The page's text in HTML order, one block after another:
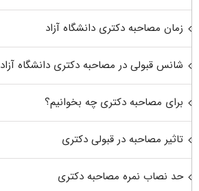
زمان مصاحبه دکتری دانشگاه آزاد
شانس قبولی در مصاحبه دکتری دانشگاه آزاد
برای مصاحبه دکتری چه بخوانیم؟
تاثیر مصاحبه در قبولی دکتری
حد نصاب نمره مصاحبه دکتری